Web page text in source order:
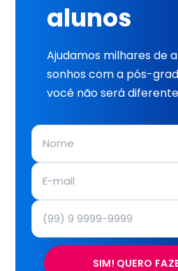
alunos
Ajudamos milhares de
sonhos com a pós-
você não será
SIM! QUERO